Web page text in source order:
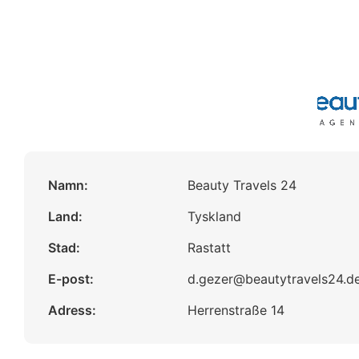
Namn:
Land:
Stad:
E-post:
Adress:
Beauty Travels 24
Tyskland
Rastatt
Herrenstraße 14